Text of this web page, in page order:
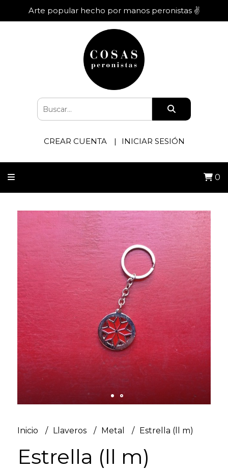
Arte popular hecho por manos peronistas ✌️
CREAR CUENTA INICIAR SESIÓN
0
Inicio Llaveros Metal Estrella (ll m)
Estrella (ll m)